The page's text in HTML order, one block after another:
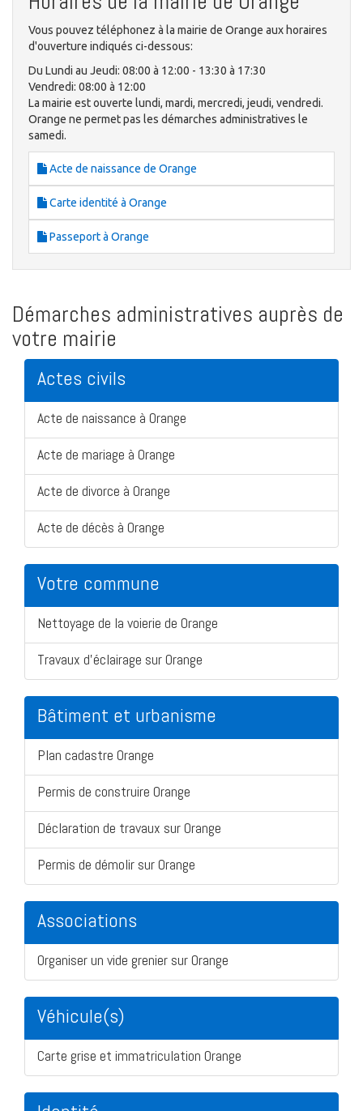
Vous pouvez téléphonez à la mairie de Orange aux horaires
d'ouverture indiqués ci-dessous:
Du Lundi au Jeudi: 08:00 à 12:00 - 13:30 à 17:30
Vendredi: 08:00 à 12:00
La mairie est ouverte lundi, mardi, mercredi, jeudi, vendredi.
Orange ne permet pas les démarches administratives le
samedi.
Acte de naissance de Orange
Carte identité à Orange
Passeport à Orange
Démarches administratives auprès de
votre mairie
Actes civils
Acte de naissance à Orange
Acte de mariage à Orange
Acte de divorce à Orange
Acte de décès à Orange
Votre commune
Nettoyage de la voierie de Orange
Travaux d'éclairage sur Orange
Bâtiment et urbanisme
Plan cadastre Orange
Permis de construire Orange
Déclaration de travaux sur Orange
Permis de démolir sur Orange
Associations
Organiser un vide grenier sur Orange
Véhicule(s)
Carte grise et immatriculation Orange